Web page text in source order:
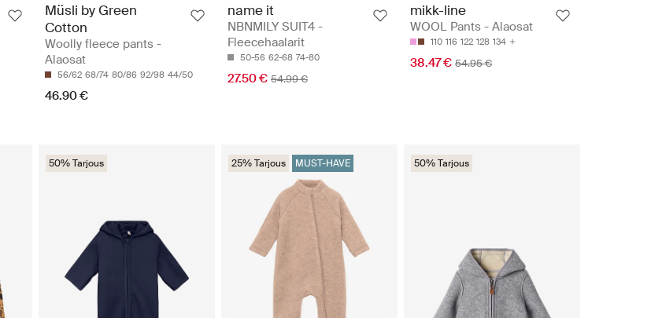
Müsli by Green
Cotton
Woolly fleece pants -
Alaosat
56/62 68/74 80/86 92/98 44/50
46.90 €
name it
NBNMILY SUIT4 -
Fleecehaalarit
50-56 62-68 74-80
27.50 € 54.99 €
mikk-line
WOOL Pants - Alaosat
110 116 122 128 134
38.47 € 54.95 €
50% Tarjous 25% Tarjous MUST-HAVE 50% Tarjous